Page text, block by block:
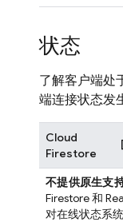
状态
了解客户端处
端连接状态发
Cloud
Firestore
不提供原生支持
Firestore和
对在线状态系